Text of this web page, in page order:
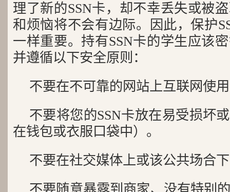
理了新的SSN卡，却不幸丢失或被
和烦恼将不会有边际。因此，保护
一样重要。持有SSN卡的学生应该
并遵循以下安全原则：
不要在不可靠的网站上互联网使
不要将您的SSN卡放在易受损坏
在钱包或衣服口袋中）。
不要在社交媒体上或该公共场合